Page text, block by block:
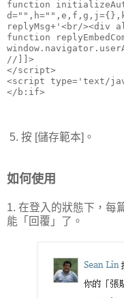
function
replyMsg+'<br/><div
function
//]]>
</script>
<script type='text/
</b:if>
5. 按 [儲存範本]。
如何使用
1. 在登入的狀態下，每
能「回覆」了。